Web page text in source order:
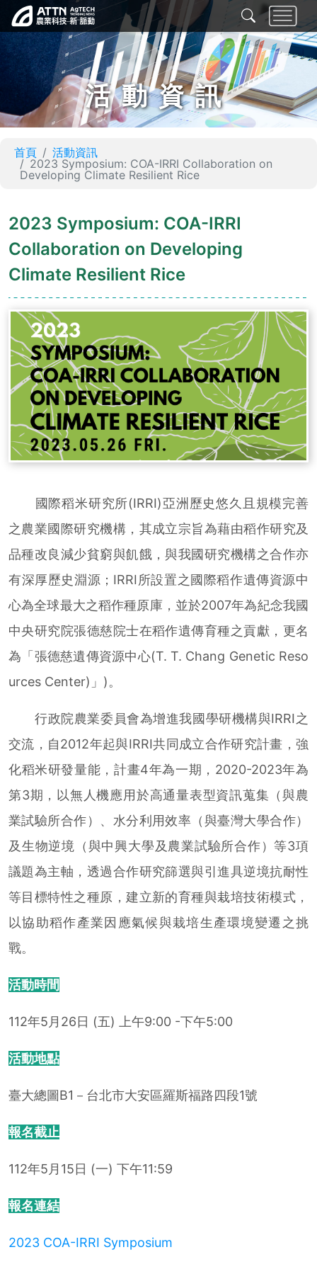
活動資訊
首頁
活動資訊
2023 Symposium: COA-IRRI Collaboration on
Developing Climate Resilient Rice
2023 Symposium: COA-IRRI
Collaboration on Developing
Climate Resilient Rice
國際稻米研究所(IRRI)亞洲歷史悠久且規模完善
之農業國際研究機構，其成立宗旨為藉由稻作研究及
品種改良減少貧窮與飢餓，與我國研究機構之合作亦
有深厚歷史淵源；IRRI所設置之國際稻作遺傳資源中
心為全球最大之稻作種原庫，並於2007年為紀念我國
中央研究院張德慈院士在稻作遺傳育種之貢獻，更名
為「張德慈遺傳資源中心(T. T. Chang Genetic Reso
urces Center)」)。
行政院農業委員會為增進我國學研機構與IRRI之
交流，自2012年起與IRRI共同成立合作研究計畫，強
化稻米研發量能，計畫4年為一期，2020-2023年為
第3期，以無人機應用於高通量表型資訊蒐集（與農
業試驗所合作）、水分利用效率（與臺灣大學合作）
及生物逆境（與中興大學及農業試驗所合作）等3項
議題為主軸，透過合作研究篩選與引進具逆境抗耐性
等目標特性之種原，建立新的育種與栽培技術模式，
以協助稻作產業因應氣候與栽培生產環境變遷之挑
戰。
活動時間
112年5月26日 (五) 上午9:00 -下午5:00
活動地點
臺大總圖B1－台北市大安區羅斯福路四段1號
報名截止
112年5月15日 (一) 下午11:59
報名連結
2023 COA-IRRI Symposium